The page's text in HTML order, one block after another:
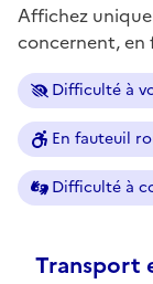
Affichez
concernent,
Difficulté à
En fauteuil
Difficulté à
Transport